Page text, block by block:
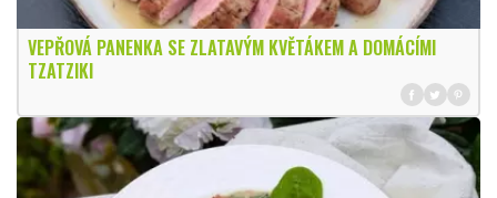
VEPŘOVÁ PANENKA SE ZLATAVÝM KVĚTÁKEM A DOMÁCÍMI
TZATZIKI